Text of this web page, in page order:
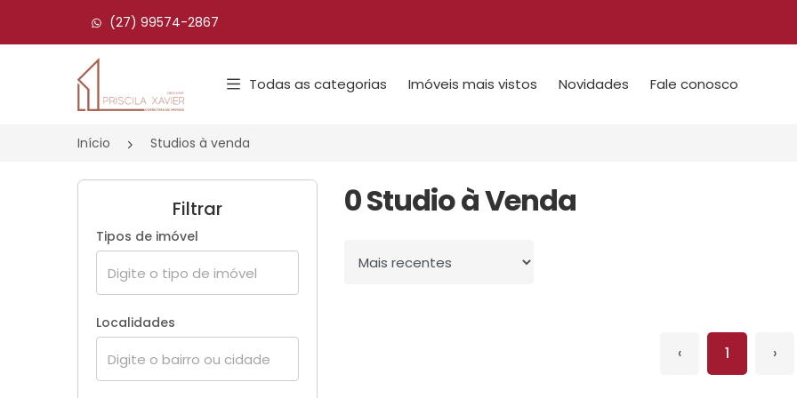
(27) 99574-2867
Página inicial
Todas as categorias Imóveis mais vistos Novidades Fale conosco
Início Studios à venda
Filtrar
Tipos de imóvel
Localidades
0 Studio à Venda
Ordenar por
‹ 1 ›